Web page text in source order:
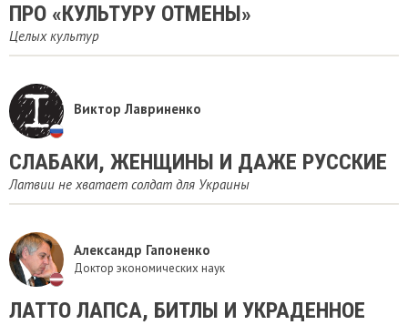
ПРО «КУЛЬТУРУ ОТМЕНЫ»
Целых культур
Виктор Лавриненко
СЛАБАКИ, ЖЕНЩИНЫ И ДАЖЕ РУССКИЕ
Латвии не хватает солдат для Украины
Александр Гапоненко
Доктор экономических наук
ЛАТТО ЛАПСА, БИТЛЫ И УКРАДЕННОЕ